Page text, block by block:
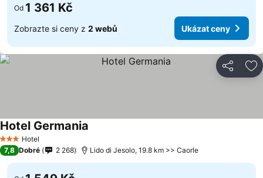
Od 1 361 Kč
Zobrazte si ceny z 2 webů Ukázat ceny
Sdílet
3 Počet hvězdiček
Hotel
Hotel Germania
7,8 Dobré 2 268 Lido di Jesolo, 19.8 km >> Caorle